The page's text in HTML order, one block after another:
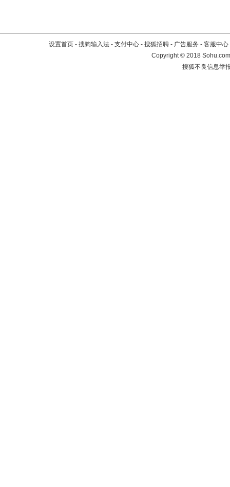
设置首页 - 搜狗输入法 - 支付中心 - 搜狐招聘 - 广告服务 - 客服中心
Copyright©2018
搜狐不良信息举